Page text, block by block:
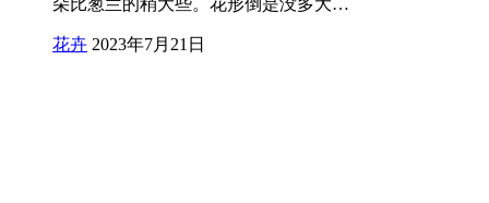
花卉 2023年7月21日